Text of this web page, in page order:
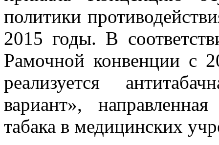
политики
2015 годы. В
Рамочной конвенции с
реализуется
вариант»,
табака в медицинских